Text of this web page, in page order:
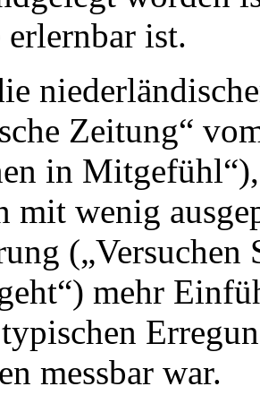
ist.
Zeitung“
in
mit wenig
(„Versuchen
mehr
messbar war.